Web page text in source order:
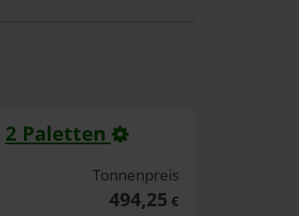
2 Paletten
Tonnenpreis
494,25 €